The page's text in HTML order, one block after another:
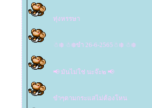
ทุ่งหรรษา
☃❄️ ☃❄️ขำ 26-6-2565☃❄️ ☃❄️
📢 มันไม่ใช่ นะจ๊ะ๒ 📢
ขำๆตามกระแสไม่ต้องโหน